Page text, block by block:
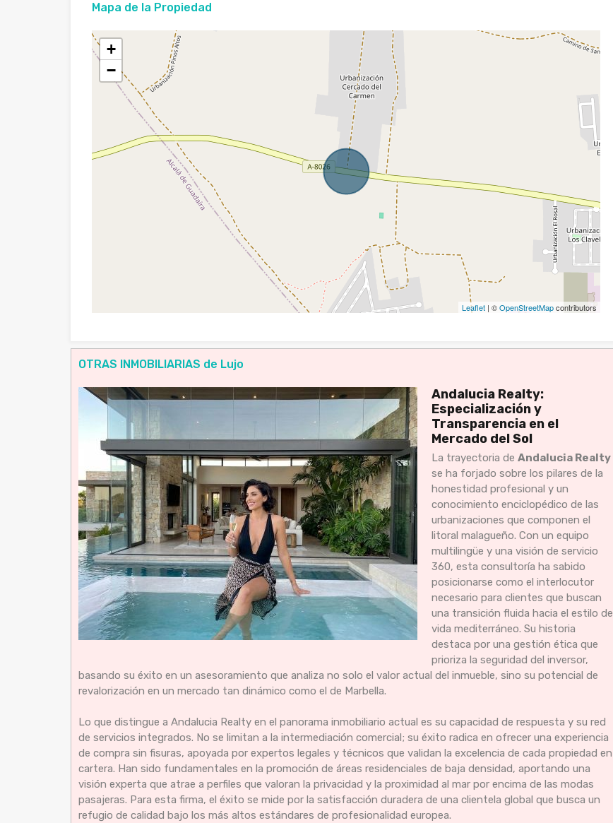
Mapa de la Propiedad
+
−
Leaflet | ©OpenStreetMapcontributors
OTRAS INMOBILIARIAS de Lujo
Andalucia Realty:
Especialización y
Transparencia en el
Mercado del Sol
La trayectoria de Andalucia Realty
se ha forjado sobre los pilares de la
honestidad profesional y un
conocimiento enciclopédico de las
urbanizaciones que componen el
litoral malagueño. Con un equipo
multilingüe y una visión de servicio
360, esta consultoría ha sabido
posicionarse como el interlocutor
necesario para clientes que buscan
una transición fluida hacia el estilo de
vida mediterráneo. Su historia
destaca por una gestión ética que
prioriza la seguridad del inversor,
basando su éxito en un asesoramiento que analiza no solo el valor actual del inmueble, sino su potencial de
revalorización en un mercado tan dinámico como el de Marbella.
Lo que distingue a Andalucia Realty en el panorama inmobiliario actual es su capacidad de respuesta y su red
de servicios integrados. No se limitan a la intermediación comercial; su éxito radica en ofrecer una experiencia
de compra sin fisuras, apoyada por expertos legales y técnicos que validan la excelencia de cada propiedad en
cartera. Han sido fundamentales en la promoción de áreas residenciales de baja densidad, aportando una
visión experta que atrae a perfiles que valoran la privacidad y la proximidad al mar por encima de las modas
pasajeras. Para esta firma, el éxito se mide por la satisfacción duradera de una clientela global que busca un
refugio de calidad bajo los más altos estándares de profesionalidad europea.